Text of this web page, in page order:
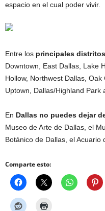
espacio en el cual poder vivir.
Entre los principales
Downtown, East Dallas, Lake
Hollow, Northwest Dallas, Oak
Uptown, Dallas/Highland Park
En Dallas no puedes dejar
Museo de Arte de Dallas, el
Botánico de Dallas, el Acuario
Comparte esto: